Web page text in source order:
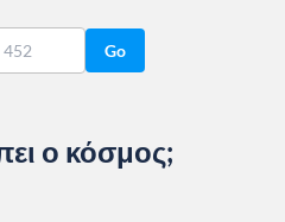
Go
ο κόσμος;